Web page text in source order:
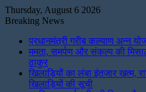
Thursday, August 6 2026
Breaking News
प्रधानमंत्री गरीब कल्याण अन्न
ममता, समर्पण और संकल्प की मिसाल
ठाकुर
खिलाड़ियों का लंबा इंतजार खत्म,
खिलाड़ियों की सूची